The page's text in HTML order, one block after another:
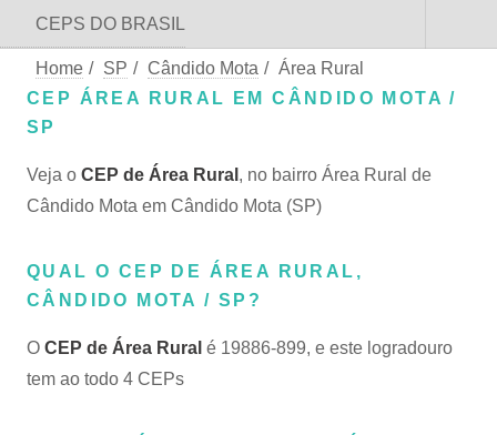
CEPS DO BRASIL
Home / SP / Cândido Mota / Área Rural
CEP ÁREA RURAL EM CÂNDIDO MOTA /
SP
Veja o CEP de Área Rural , no bairro Área Rural de
Cândido Mota em Cândido Mota (SP)
QUAL O CEP DE ÁREA RURAL,
CÂNDIDO MOTA / SP?
O CEP de Área Rural é 19886-899, e este logradouro
tem ao todo 4 CEPs